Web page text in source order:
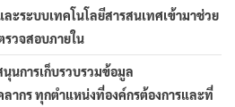
ะระบบเทคโนโลยีสารสนเทศเข้ามาช่วย
รวจสอบภายใน
นการเก็บรวบรวมข้อมูล
ากร ทุกตำแหน่งที่องค์กรต้องการและที่